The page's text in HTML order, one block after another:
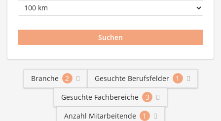
Branche 2 Gesuchte Berufsfelder
1
Gesuchte Fachbereiche
3
Anzahl Mitarbeitende
1